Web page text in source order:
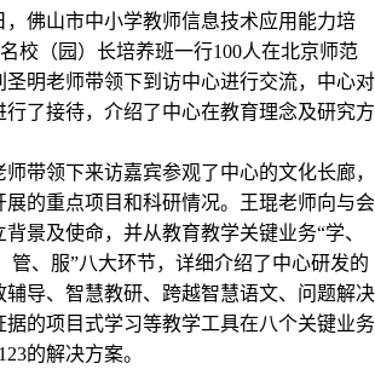
佛山市中小学教师信息技术应用能力培
校（园）长培养班一行100人在北京师范
圣明老师带领下到访中心进行交流，中心对
了接待，介绍了中心在教育理念及研究方
领下来访嘉宾参观了中心的文化长廊，
展的重点项目和科研情况。王琨老师向与会
景及使命，并从教育教学关键业务“学、
管、服”八大环节，详细介绍了中心研发的
辅导、智慧教研、跨越智慧语文、问题解决
据的项目式学习等教学工具在八个关键业务
的解决方案。